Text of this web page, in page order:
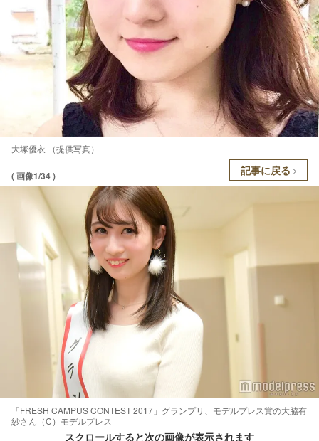
大塚優衣 （提供写真）
( 画像1/34 ) 記事に戻る
「FRESH CAMPUS CONTEST 2017」グランプリ、モデルプレス賞の大脇有
紗さん（C）モデルプレス
スクロールすると次の画像が表示されます